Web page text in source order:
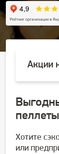
Акции
Хотите
или